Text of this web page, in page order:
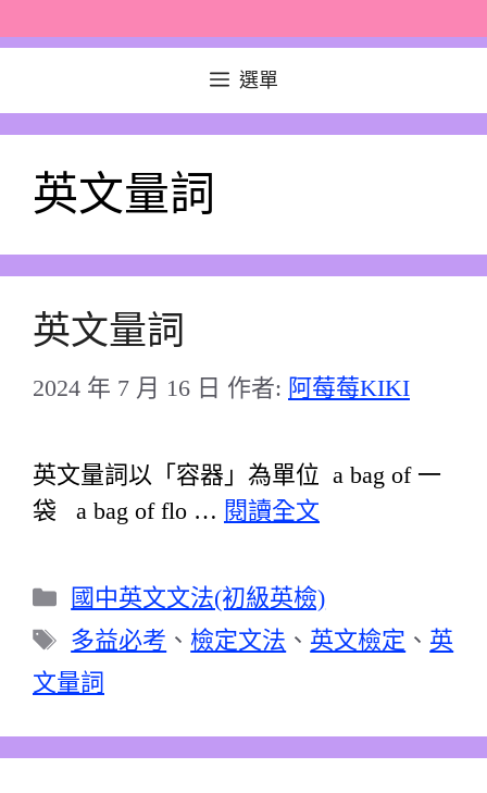
選單
英文量詞
英文量詞
2024 年 7 月 16 日 作者: 阿莓莓KIKI
英文量詞以「容器」為單位 a bag of 一
袋 a bag of flo … 閱讀全文
分
類
國中英文文法(初級英檢)
標
籤
多益必考 、 檢定文法 、 英文檢定 、 英
文量詞